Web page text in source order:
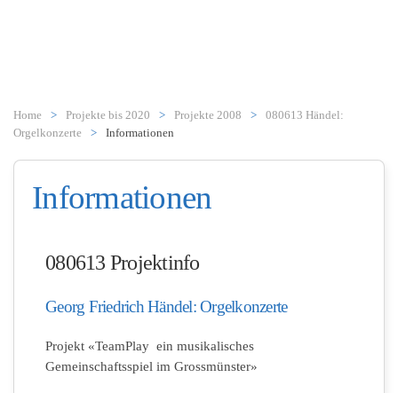
Home Projekte bis 2020 Projekte 2008
080613 Händel:
Orgelkonzerte
Informationen
Informationen
080613 Projektinfo
Georg Friedrich Händel: Orgelkonzerte
Projekt «TeamPlay  ein musikalisches
Gemeinschaftsspiel im Grossmünster»